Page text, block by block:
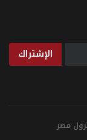
الإشتراك
مصر